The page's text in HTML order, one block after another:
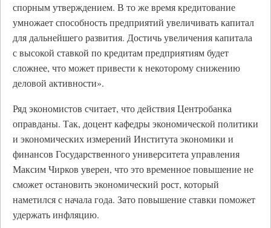
спорным утверждением. В то же время кредитование
умножает способность предприятий увеличивать капитал
для дальнейшего развития. Достичь увеличения капитала
с высокой ставкой по кредитам предприятиям будет
сложнее, что может привести к некоторому снижению
деловой активности».
Ряд экономистов считает, что действия Центробанка
оправданы. Так, доцент кафедры экономической политики
и экономических измерений Института экономики и
финансов Государственного университета управления
Максим Чирков уверен, что это временное повышение не
сможет остановить экономический рост, который
наметился с начала года. Зато повышение ставки поможет
удержать инфляцию.